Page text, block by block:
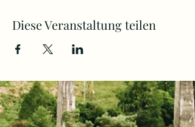
Diese Veranstaltung teilen